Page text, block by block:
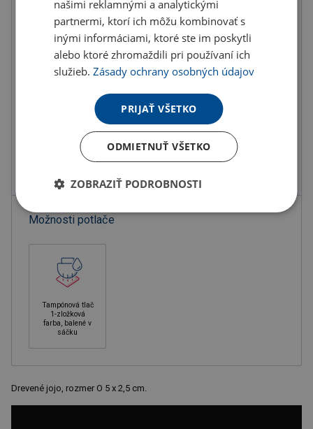
Do košíka
Objednať s potlačou
Možnosti doručenia »
Osobný odber Výdajné miesta »
Pridať do obľúbených
Možnosti potlače
Tampónová tlač
1-zložková
farba, balené v
sáčku
Drevené jojo, rozmer O 5 x 2,5 cm.
našimi reklamnými a analytickými
partnermi, ktorí ich môžu kombinovať s
inými informáciami, ktoré ste im poskytli
alebo ktoré zhromaždili pri používaní ich
služieb.Zásady ochrany osobných údajov
PRIJAŤ VŠETKO
ODMIETNUŤ VŠETKO
ZOBRAZIŤ PODROBNOSTI